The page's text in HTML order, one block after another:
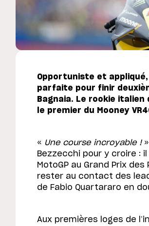
Opportuniste et
parfaite pour finir
Bagnaia. Le rookie
le premier du Mooney
« Une course incroyable !
Bezzecchi pour y croire :
MotoGP au Grand Prix
rester au contact des
de Fabio Quartararo en
Aux premières loges de